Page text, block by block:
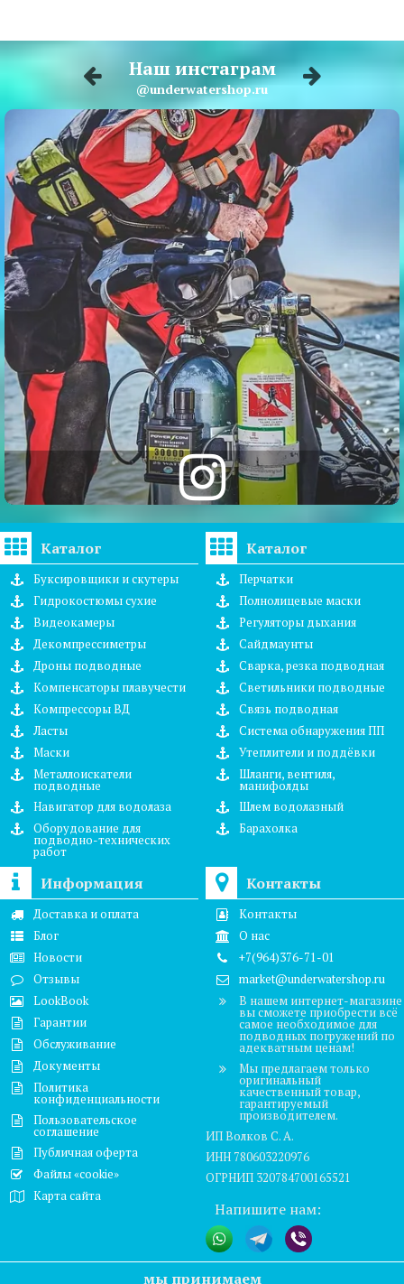
Наш инстаграм
@underwatershop.ru
Каталог
Буксировщики и скутеры
Гидрокостюмы сухие
Видеокамеры
Декомпрессиметры
Дроны подводные
Компенсаторы плавучести
Компрессоры ВД
Ласты
Маски
Металлоискатели
подводные
Навигатор для водолаза
Оборудование для
подводно-технических
работ
Каталог
Перчатки
Полнолицевые маски
Регуляторы дыхания
Сайдмаунты
Сварка, резка подводная
Светильники подводные
Связь подводная
Система обнаружения ПП
Утеплители и поддёвки
Шланги, вентиля,
манифолды
Шлем водолазный
Барахолка
Информация
Доставка и оплата
Блог
Новости
Отзывы
LookBook
Гарантии
Обслуживание
Документы
Политика
конфиденциальности
Пользовательское
соглашение
Публичная оферта
Файлы «cookie»
Карта сайта
Контакты
Контакты
О нас
+7(964)376-71-01
market@underwatershop.ru
В нашем интернет-магазине
вы сможете приобрести всё
самое необходимое для
подводных погружений по
адекватным ценам!
Мы предлагаем только
оригинальный
качественный товар,
гарантируемый
производителем.
ИП Волков С. А.
ИНН 780603220976
ОГРНИП 320784700165521
Напишите нам:
мы принимаем